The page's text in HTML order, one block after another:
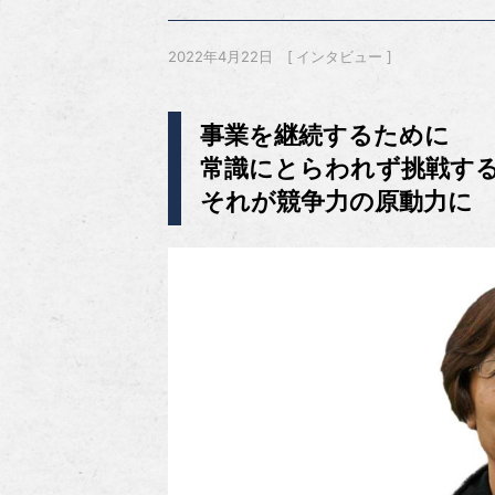
2022年4月22日 インタビュー
事業を継続するために
常識にとらわれず挑戦す
それが競争力の原動力に